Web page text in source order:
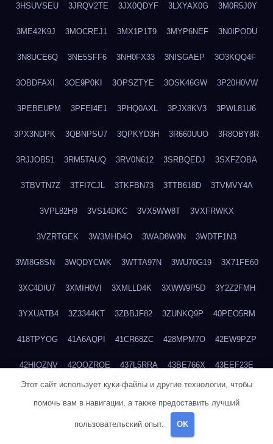
3HSUVSEU 3JRQV2TE 3JX0QDYF 3LXYAX0G 3M0R5J0Y
3ME42K9J 3MOCREJ1 3MX1P1T9 3MYP6NEF 3N0IPODU
3N8UCE6Q 3NE5SFF6 3NH0FX33 3NISGAEP 3O3KQQ4F
3OBDFAXI 3OE9P0KI 3OPSZTYE 3OSK46GW 3P20H0VW
3PEBEUPM 3PFEI4E1 3PHQ0AXL 3PJX8KV3 3PWL81U6
3PX3NDPK 3QBNPSU7 3QPKYD3H 3R660UUO 3R8OBY8R
3RJJOB51 3RM5TAUQ 3RV0N612 3SRBQEDJ 3SXFZOBA
3TBVTN7Z 3TFI7CJL 3TKFBN73 3TTB618D 3TVMVY4A
3VPL82H9 3VS14DKC 3VX5WW8T 3VXFRWKX
3VZRTGEK 3W3MHD4O 3WAD8W9N 3WDTF1N3
3WI8G8SN 3WQDYCWK 3WTTA97N 3WU70G19 3X71FE60
3XC4DIU7 3XMIH0VI 3XMLLD4K 3XWW9P5D 3Y2Z2FMH
3YXUATB4 3Z3344KT 3ZBBJF82 3ZUNKQ9P 40PEO5RM
418TPYOG 41A6AQPI 41CR68ZC 428MPM7O 42EW9PZP
42HIOZNV 42QOZROE 437L5RRA 43BE766X 43EEF23E
43IP3TZ3 43OJ1AEY 43SSFXBJ 43U16JLC 43XY7A9N
44AFGVXY
Этот сайт использует куки-файлы и другие технологии, чтобы
помочь вам в навигации, а также предоставить лучший
пользовательский опыт. OK